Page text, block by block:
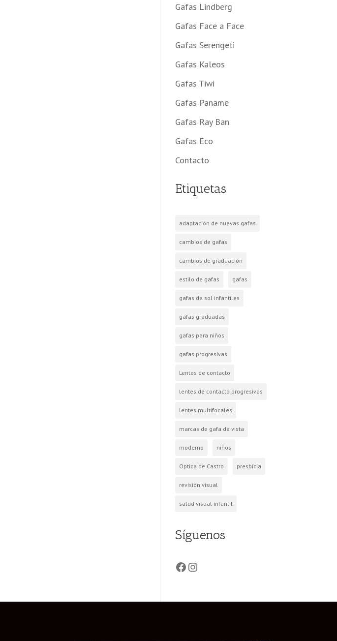
Gafas Lindberg
Gafas Face a Face
Gafas Serengeti
Gafas Kaleos
Gafas Tiwi
Gafas Paname
Gafas Ray Ban
Gafas Eco
Contacto
Etiquetas
adaptación de nuevas gafas
cambios de gafas
cambios de graduación
estilo de gafas gafas
gafas de sol infantiles
gafas graduadas
gafas para niños
gafas progresivas
Lentes de contacto
lentes de contacto progresivas
lentes multifocales
marcas de gafa de vista
moderno niños
Optica de Castro presbicia
revisión visual
salud visual infantil
Síguenos
Facebook
Instagram